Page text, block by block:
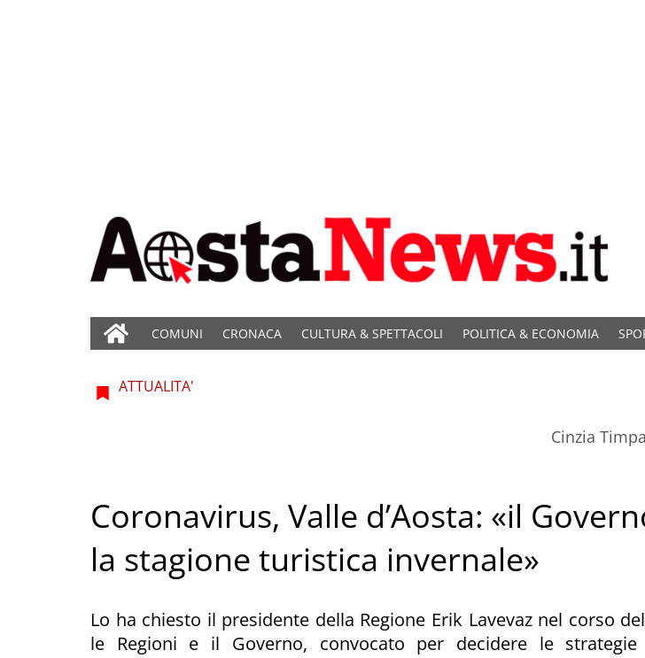
COMUNI CRONACA CULTURA & SPETTACOLI POLITICA & ECONOMIA
ATTUALITA'
Cinzia
Coronavirus, Valle d’Aosta: «il
la stagione turistica invernale»
Lo ha chiesto il presidente della Regione Erik Lavevaz nel corso
le Regioni e il Governo, convocato per decidere le